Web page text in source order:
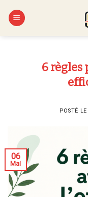
6 règles
POSTÉ LE
06
Mai